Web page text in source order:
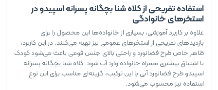
استفاده تفریحی از کلاه شنا بچگانه پسرانه اسپیدو در
استخرهای خانوادگی
علاوه بر کاربرد آموزشی، بسیاری از خانواده‌ها این محصول را برای
بازدیدهای تفریحی از استخرهای عمومی نیز تهیه می‌کنند. در این کاربرد،
ظاهر خاص طرح فضانورد و راحتی بالای جنس فومی باعث می‌شود کودک
با اشتیاق بیشتری همراه خانواده وارد آب شود. کلاه شنا بچگانه پسرانه
اسپیدو طرح فضانورد آبی با این ترکیب، گزینه‌ای مناسب برای این نوع
استفاده نیز محسوب می‌شود.